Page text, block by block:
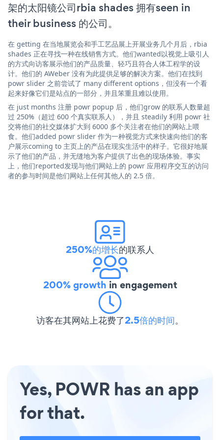
架的太阳镜公司rbia shades 拥有seen in
their business 的公司。
在 getting 在当地展览会和手工艺品展上开展业务几个月后，rbia
shades 正在寻找一种在线销售方式。他们wanted以视觉上吸引人
的方式向访客展示他们的产品质量、轻巧且符合人体工程学的设
计。他们的 AWeber 没有为此提供足够的解决方案。他们在找到
powr slider 之前尝试了 many different options，但没有一个看
起来好像它们是站点的一部分，并且笨重且难以使用。
在 just months 注册 powr popup 后，他们grow 的联系人数量超
过 250%（超过 600 个真实联系人），并且 steadily 利用 powr 社
交将他们的社交媒体扩大到 6000 多个关注者在他们的网站上喂
食。他们added powr slider 作为一种视觉方式来快速向他们的客
户展示coming to 主页上的产品在现实生活中的样子。它很好地展
示了他们的产品，并无缝地为客户提供了出色的现场体验。事实
上，他们reported发现与他们网站上的 powr 应用程序交互的访问
者的参与时间是他们网站上任何其他人的 2.5 倍。
250%的增长的联系人
200% growth in engagement
访客在其网站上花费了2.5倍的时间。
Yes, POWR has an app
for that.